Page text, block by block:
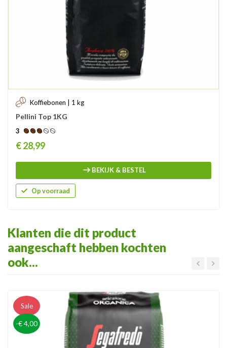
Koffiebonen | 1 kg
Pellini Top 1KG
3
Prijs
€ 28,99
BEKIJK & BESTEL
Op voorraad
Klanten die dit product
aangeschaft hebben kochten
ook...
Sale
-€ 4,00